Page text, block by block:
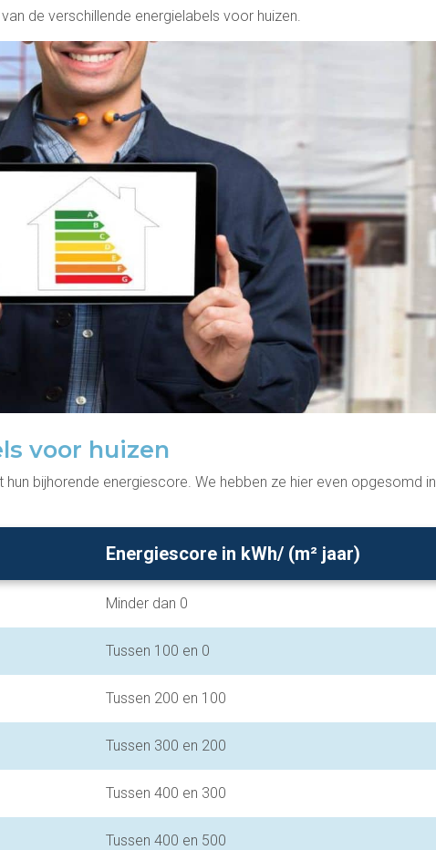
de verschillende energielabels voor huizen.
voor huizen
bijhorende energiescore. We hebben ze hier even opgesomd in
Energiescore in kWh/ (m² jaar)
Minder dan 0
Tussen 100 en 0
Tussen 200 en 100
Tussen 300 en 200
Tussen 400 en 300
Tussen 400 en 500